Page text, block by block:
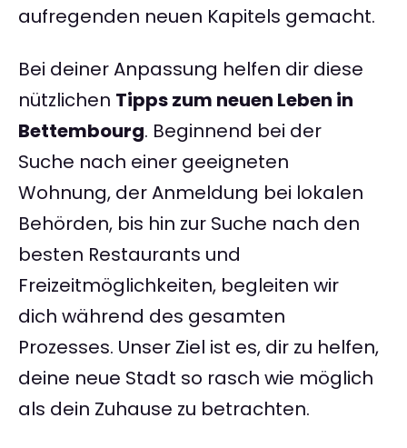
aufregenden neuen Kapitels gemacht.
Bei deiner Anpassung helfen dir diese
nützlichen Tipps zum neuen Leben in
Bettembourg. Beginnend bei der
Suche nach einer geeigneten
Wohnung, der Anmeldung bei lokalen
Behörden, bis hin zur Suche nach den
besten Restaurants und
Freizeitmöglichkeiten, begleiten wir
dich während des gesamten
Prozesses. Unser Ziel ist es, dir zu helfen,
deine neue Stadt so rasch wie möglich
als dein Zuhause zu betrachten.